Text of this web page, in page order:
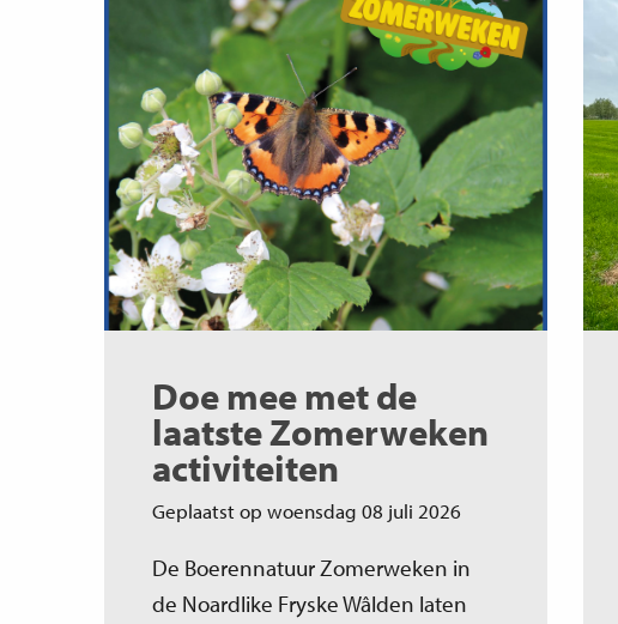
Doe mee met de
laatste Zomerweken
activiteiten
Geplaatst op woensdag 08 juli 2026
De Boerennatuur Zomerweken in
de Noardlike Fryske Wâlden laten